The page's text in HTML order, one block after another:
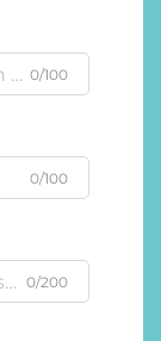
0/100
0/100
0/200